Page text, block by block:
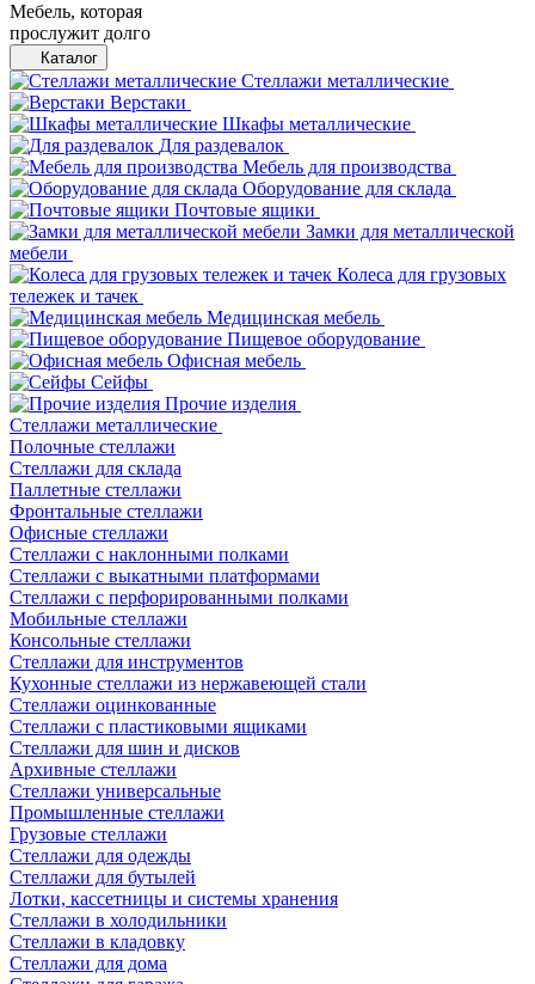
Мебель, которая
прослужит долго
Каталог
Стеллажи металлические
Верстаки
Шкафы металлические
Для раздевалок
Мебель для производства
Оборудование для склада
Почтовые ящики
Замки для металлической
мебели
Колеса для грузовых
тележек и тачек
Медицинская мебель
Пищевое оборудование
Офисная мебель
Сейфы
Прочие изделия
Стеллажи металлические
Полочные стеллажи
Стеллажи для склада
Паллетные стеллажи
Фронтальные стеллажи
Офисные стеллажи
Стеллажи с наклонными полками
Стеллажи с выкатными платформами
Стеллажи с перфорированными полками
Мобильные стеллажи
Консольные стеллажи
Стеллажи для инструментов
Кухонные стеллажи из нержавеющей стали
Стеллажи оцинкованные
Стеллажи с пластиковыми ящиками
Стеллажи для шин и дисков
Архивные стеллажи
Стеллажи универсальные
Промышленные стеллажи
Грузовые стеллажи
Стеллажи для одежды
Стеллажи для бутылей
Лотки, кассетницы и системы хранения
Стеллажи в холодильники
Стеллажи в кладовку
Стеллажи для дома